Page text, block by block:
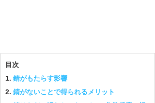
目次
1. 錆がもたらす影響
2. 錆がないことで得られるメリット